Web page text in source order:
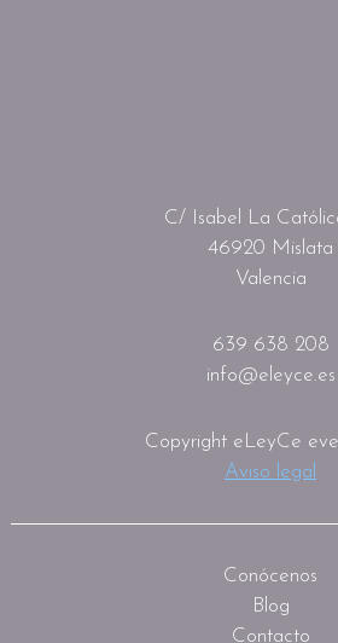
C/ Isabel La
46920 Mislata
Valencia
639 638 208
info@eleyce.es
Copyright eLeyCe
Aviso legal
Conócenos
Blog
Contacto